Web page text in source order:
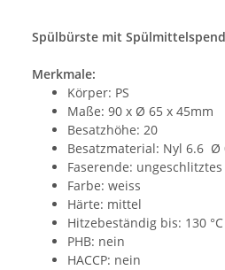
Spülbürste mit
Merkmale:
Körper: PS
Maße: 90 x Ø 65 x 45mm
Besatzhöhe: 20
Besatzmaterial: Nyl 6.6 Ø
Faserende: ungeschlitztes
Farbe: weiss
Härte: mittel
Hitzebeständig bis: 130 °C
PHB: nein
HACCP: nein